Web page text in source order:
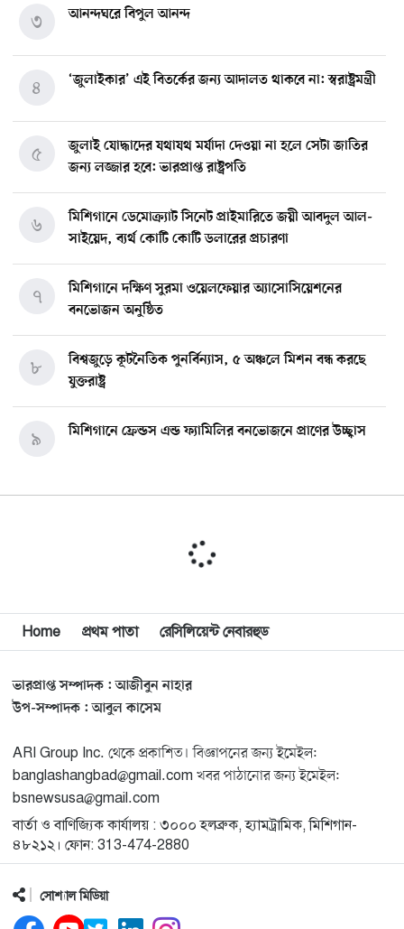
আনন্দঘরে বিপুল আনন্দ
৩
‘জুলাইকার’ এই বিতর্কের জন্য আদালত থাকবে না: স্বরাষ্ট্রমন্ত্রী
৪
জুলাই যোদ্ধাদের যথাযথ মর্যাদা দেওয়া না হলে সেটা জাতির
জন্য লজ্জার হবে: ভারপ্রাপ্ত রাষ্ট্রপতি
৫
মিশিগানে ডেমোক্র্যাট সিনেট প্রাইমারিতে জয়ী আবদুল আল-
সাইয়েদ, ব্যর্থ কোটি কোটি ডলারের প্রচারণা
৬
মিশিগানে দক্ষিণ সুরমা ওয়েলফেয়ার অ্যাসোসিয়েশনের
বনভোজন অনুষ্ঠিত
৭
বিশ্বজুড়ে কূটনৈতিক পুনর্বিন্যাস, ৫ অঞ্চলে মিশন বন্ধ করছে
যুক্তরাষ্ট্র
৮
মিশিগানে ফ্রেন্ডস এন্ড ফ্যামিলির বনভোজনে প্রাণের উচ্ছ্বাস
৯
মিশিগানে ডেমোক্র্যাটদের প্রাইমারিতে আল-সাইয়েদকে হারাতে
মুনা দাওয়াহ কনফারেন্স ২০২৬ সম্পর্কে প্রেস ব্রিফিং
শেখ হাসিনার সঙ্গে সংবাদ সম্মেলনে থাকছেন সাকিব আল
হাসান
১২
যুক্তরাষ্ট্রকে ছাড়ে বাধ্য করতে কোন কৌশলে ওয়াশিংটনের ওপর
১৩
ট্রাম্প অর্গানাইজেশনের হিসাব বন্ধের কারণ জানাল ক্যাপিটাল
ওয়ান
১৪
মুক্তিযোদ্ধাদের তালিকা তৈরিতে সহযোগিতায় আগ্রহী যুক্তরাষ্ট্র
১৫
নিউইয়র্কে বড়লেখাবাসীর মিলনমেলা বড়লেখা সামাজিক ও
১৬
Home প্রথম পাতা রেসিলিয়েন্ট নেবারহুড
ভারপ্রাপ্ত সম্পাদক : আজীবুন নাহার
উপ-সম্পাদক : আবুল কাসেম
ARI Group Inc. থেকে প্রকাশিত। বিজ্ঞাপনের জন্য ইমেইল:
banglashangbad@gmail.com খবর পাঠানোর জন্য ইমেইল:
bsnewsusa@gmail.com
বার্তা ও বাণিজ্যিক কার্যালয় : ৩০০০ হলব্রুক, হ্যামট্রামিক, মিশিগান-
৪৮২১২। ফোন: 313-474-2880
সোশ্যাল মিডিয়া